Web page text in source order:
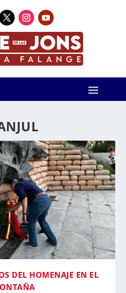
DEL HOMENAJE EN EL